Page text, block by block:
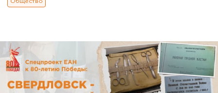
Общество